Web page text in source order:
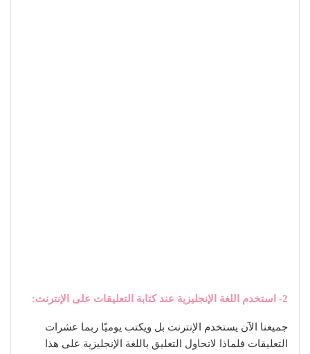
2- استخدم اللغة الإنجليزية عند كتابة التعليقات على الإنترنت:
جميعنا الآن يستخدم الإنترنت بل ويكتب يوميًا ربما عشرات
التعليقات فلماذا لاتحاول التعليق باللغة الإنجليزية على هذا